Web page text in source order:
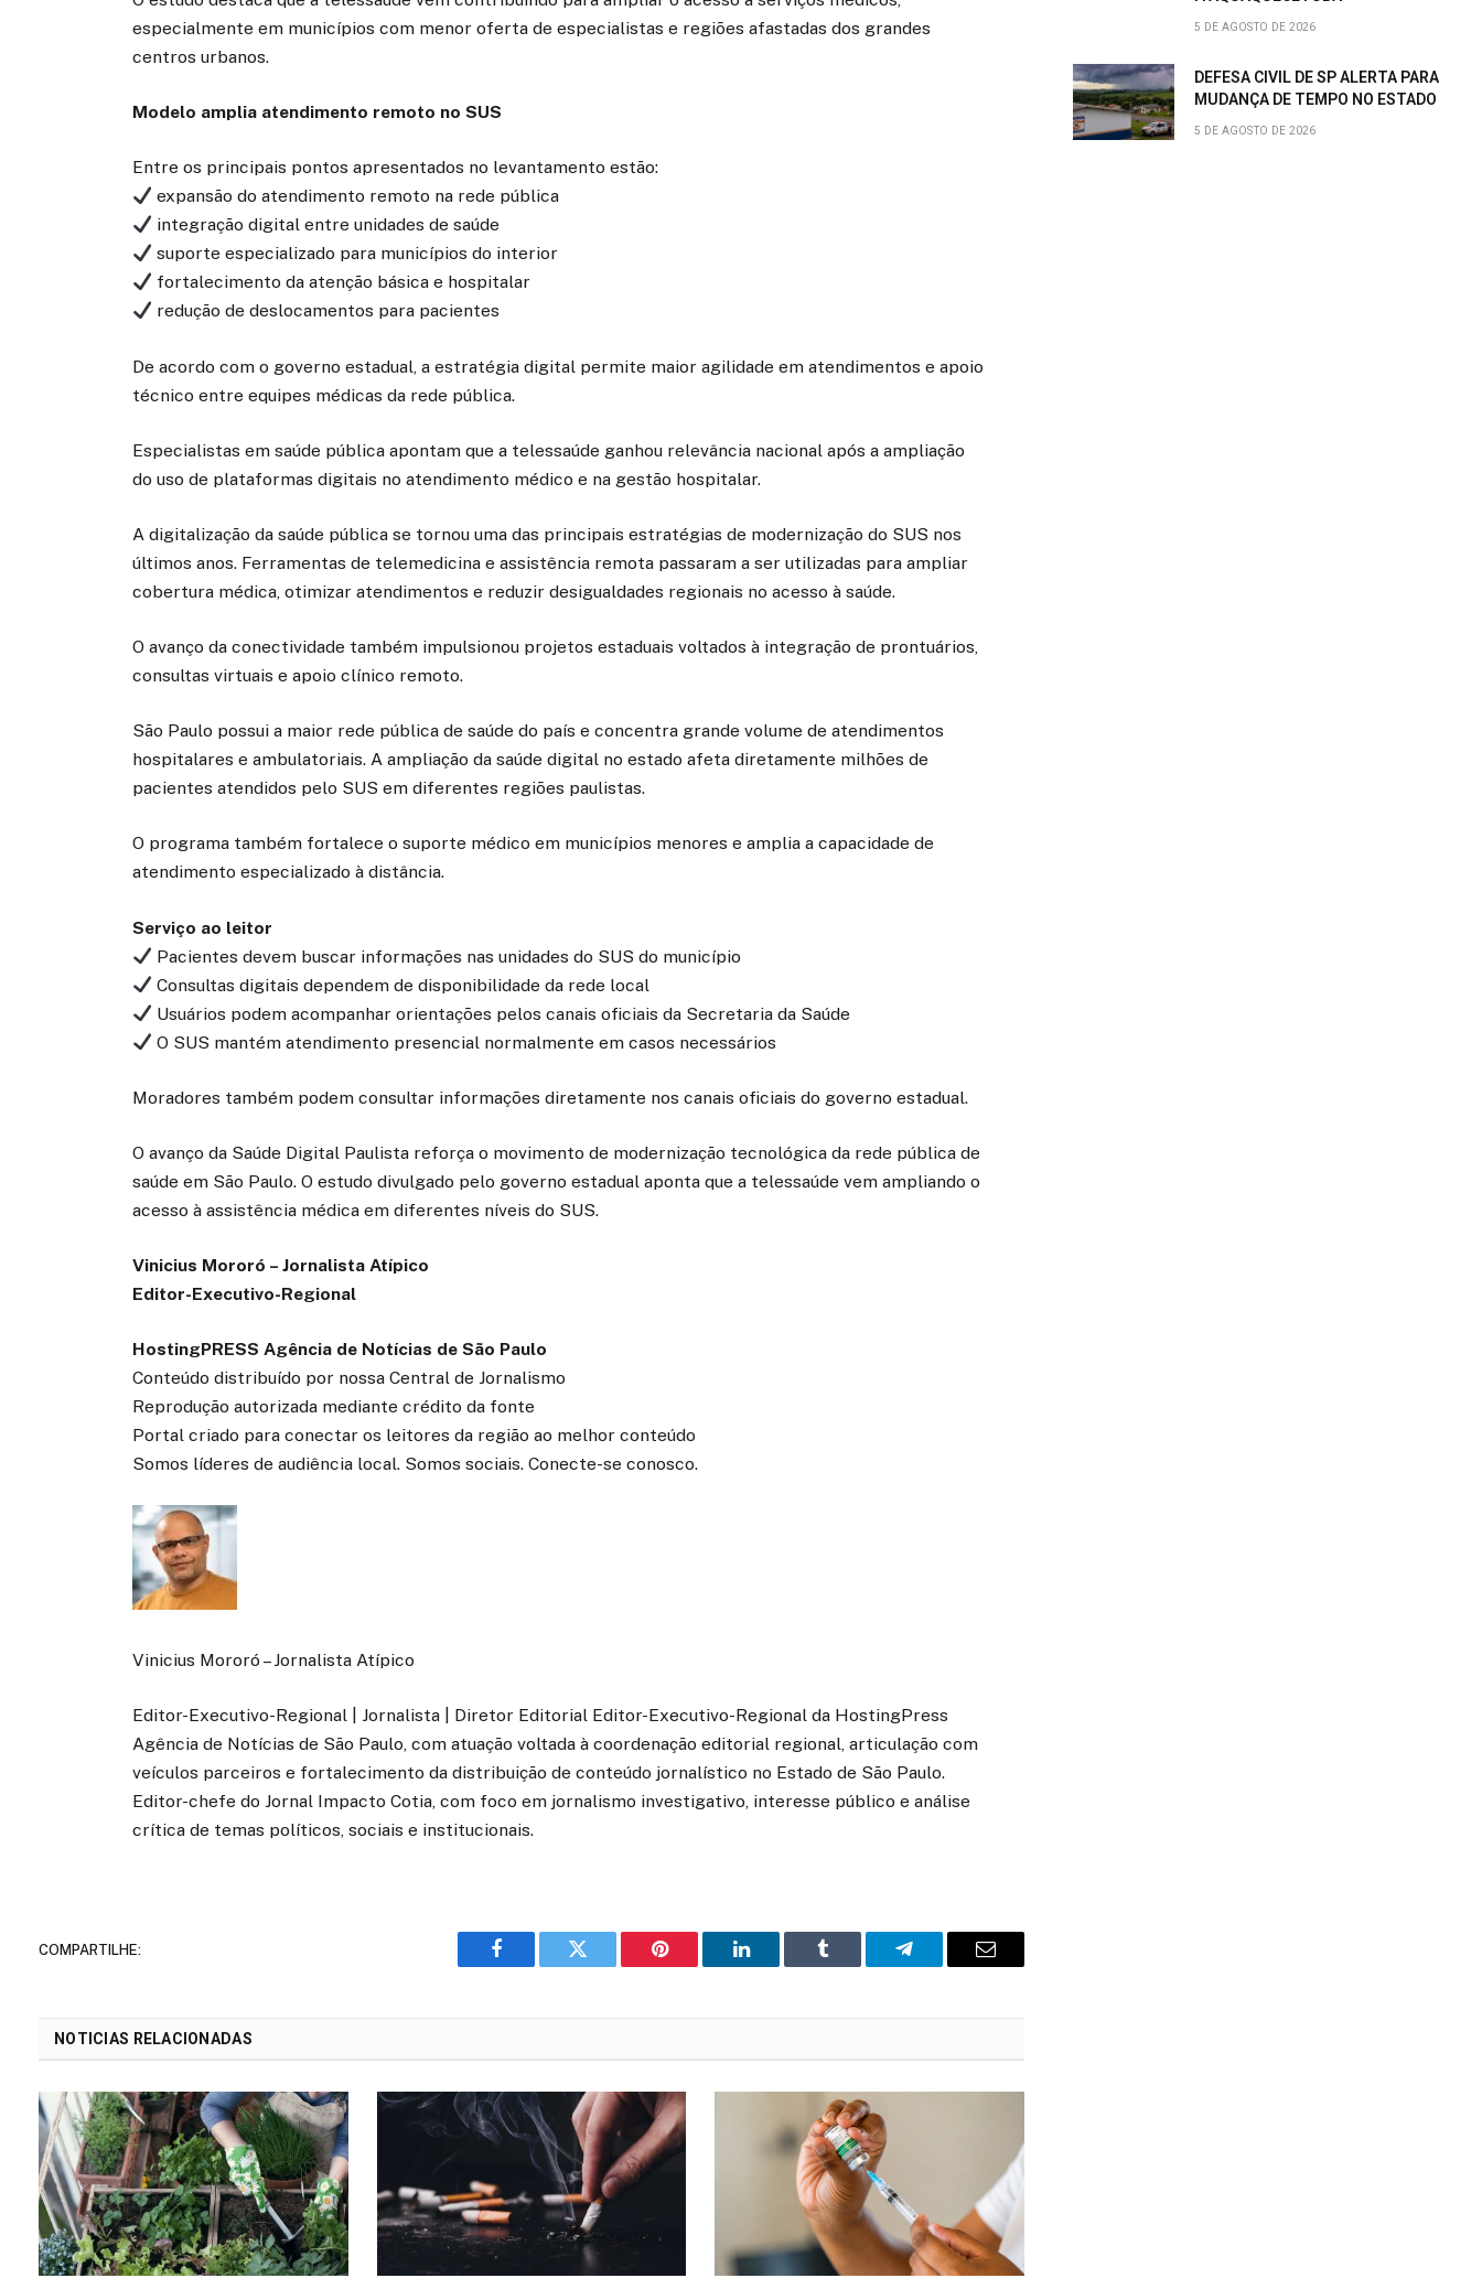
especialmente em municípios com menor oferta de especialistas e regiões afastadas dos grandes
centros urbanos.
Modelo amplia atendimento remoto no SUS
Entre os principais pontos apresentados no levantamento estão:
expansão do atendimento remoto na rede pública
integração digital entre unidades de saúde
suporte especializado para municípios do interior
fortalecimento da atenção básica e hospitalar
redução de deslocamentos para pacientes
De acordo com o governo estadual, a estratégia digital permite maior agilidade em atendimentos e apoio
técnico entre equipes médicas da rede pública.
Especialistas em saúde pública apontam que a telessaúde ganhou relevância nacional após a ampliação
do uso de plataformas digitais no atendimento médico e na gestão hospitalar.
A digitalização da saúde pública se tornou uma das principais estratégias de modernização do SUS nos
últimos anos. Ferramentas de telemedicina e assistência remota passaram a ser utilizadas para ampliar
cobertura médica, otimizar atendimentos e reduzir desigualdades regionais no acesso à saúde.
O avanço da conectividade também impulsionou projetos estaduais voltados à integração de prontuários,
consultas virtuais e apoio clínico remoto.
São Paulo possui a maior rede pública de saúde do país e concentra grande volume de atendimentos
hospitalares e ambulatoriais. A ampliação da saúde digital no estado afeta diretamente milhões de
pacientes atendidos pelo SUS em diferentes regiões paulistas.
O programa também fortalece o suporte médico em municípios menores e amplia a capacidade de
atendimento especializado à distância.
Serviço ao leitor
Pacientes devem buscar informações nas unidades do SUS do município
Consultas digitais dependem de disponibilidade da rede local
Usuários podem acompanhar orientações pelos canais oficiais da Secretaria da Saúde
O SUS mantém atendimento presencial normalmente em casos necessários
Moradores também podem consultar informações diretamente nos canais oficiais do governo estadual.
O avanço da Saúde Digital Paulista reforça o movimento de modernização tecnológica da rede pública de
saúde em São Paulo. O estudo divulgado pelo governo estadual aponta que a telessaúde vem ampliando o
acesso à assistência médica em diferentes níveis do SUS.
Vinicius Mororó – Jornalista Atípico
Editor-Executivo-Regional
HostingPRESS Agência de Notícias de São Paulo
Conteúdo distribuído por nossa Central de Jornalismo
Reprodução autorizada mediante crédito da fonte
Portal criado para conectar os leitores da região ao melhor conteúdo
Somos líderes de audiência local. Somos sociais. Conecte-se conosco.
Vinicius Mororó – Jornalista Atípico
Editor-Executivo-Regional | Jornalista | Diretor Editorial Editor-Executivo-Regional da HostingPress
Agência de Notícias de São Paulo, com atuação voltada à coordenação editorial regional, articulação com
veículos parceiros e fortalecimento da distribuição de conteúdo jornalístico no Estado de São Paulo.
Editor-chefe do Jornal Impacto Cotia, com foco em jornalismo investigativo, interesse público e análise
crítica de temas políticos, sociais e institucionais.
COMPARTILHE:
o
Twitter Pinterest LinkedIn Tumblr TelegramaE-
NOTICIAS RELACIONADAS
5 DE AGOSTO DE 2026
DEFESA CIVIL DE SP ALERTA PARA
MUDANÇA DE TEMPO NO ESTADO
5 DE AGOSTO DE 2026